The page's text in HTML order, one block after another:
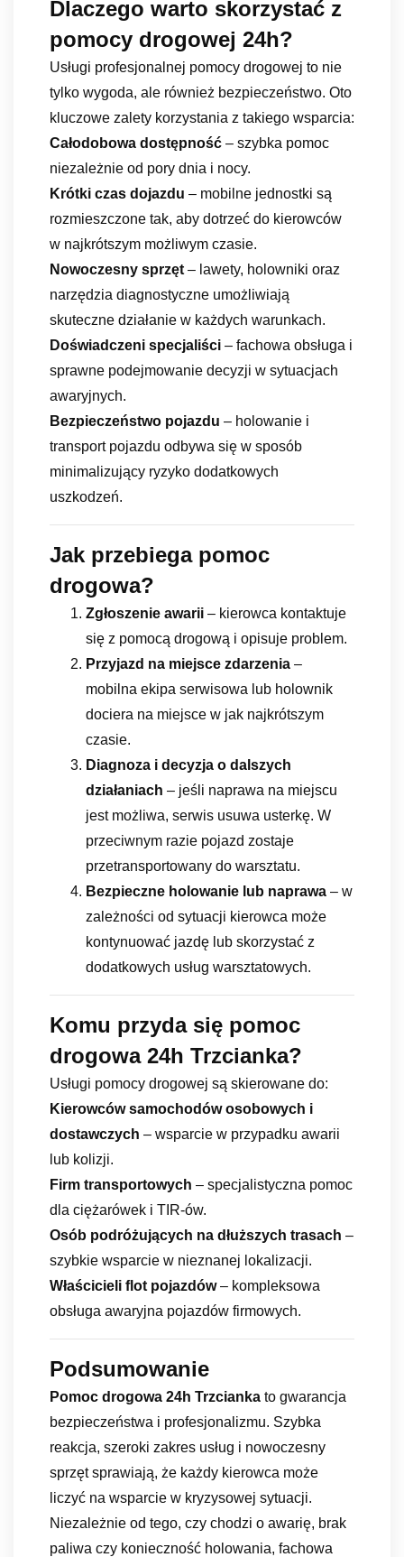
Dlaczego warto skorzystać z
pomocy drogowej 24h?
Usługi profesjonalnej pomocy drogowej to nie
tylko wygoda, ale również bezpieczeństwo. Oto
kluczowe zalety korzystania z takiego wsparcia:
Całodobowa dostępność – szybka pomoc
niezależnie od pory dnia i nocy.
Krótki czas dojazdu – mobilne jednostki są
rozmieszczone tak, aby dotrzeć do kierowców
w najkrótszym możliwym czasie.
Nowoczesny sprzęt – lawety, holowniki oraz
narzędzia diagnostyczne umożliwiają
skuteczne działanie w każdych warunkach.
Doświadczeni specjaliści – fachowa obsługa i
sprawne podejmowanie decyzji w sytuacjach
awaryjnych.
Bezpieczeństwo pojazdu – holowanie i
transport pojazdu odbywa się w sposób
minimalizujący ryzyko dodatkowych
uszkodzeń.
Jak przebiega pomoc
drogowa?
Zgłoszenie awarii – kierowca kontaktuje
się z pomocą drogową i opisuje problem.
Przyjazd na miejsce zdarzenia –
mobilna ekipa serwisowa lub holownik
dociera na miejsce w jak najkrótszym
czasie.
Diagnoza i decyzja o dalszych
działaniach – jeśli naprawa na miejscu
jest możliwa, serwis usuwa usterkę. W
przeciwnym razie pojazd zostaje
przetransportowany do warsztatu.
Bezpieczne holowanie lub naprawa – w
zależności od sytuacji kierowca może
kontynuować jazdę lub skorzystać z
dodatkowych usług warsztatowych.
Komu przyda się pomoc
drogowa 24h Trzcianka?
Usługi pomocy drogowej są skierowane do:
Kierowców samochodów osobowych i
dostawczych – wsparcie w przypadku awarii
lub kolizji.
Firm transportowych – specjalistyczna pomoc
dla ciężarówek i TIR-ów.
Osób podróżujących na dłuższych trasach –
szybkie wsparcie w nieznanej lokalizacji.
Właścicieli flot pojazdów– kompleksowa
obsługa awaryjna pojazdów firmowych.
Podsumowanie
Pomoc drogowa 24h Trzcianka to gwarancja
bezpieczeństwa i profesjonalizmu. Szybka
reakcja, szeroki zakres usług i nowoczesny
sprzęt sprawiają, że każdy kierowca może
liczyć na wsparcie w kryzysowej sytuacji.
Niezależnie od tego, czy chodzi o awarię, brak
paliwa czy konieczność holowania, fachowa